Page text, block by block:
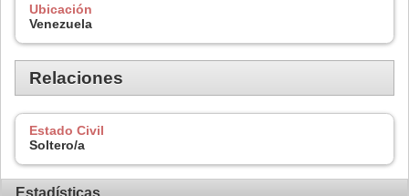
Ubicación
Venezuela
Relaciones
Estado Civil
Soltero/a
Estadísticas